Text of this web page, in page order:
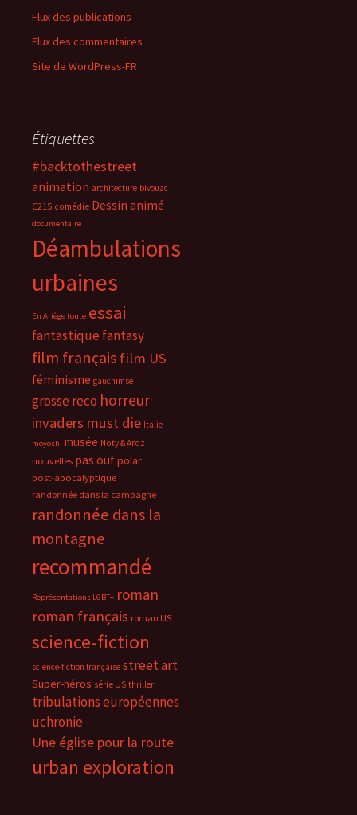
Flux des publications
Flux des commentaires
Site de WordPress-FR
Étiquettes
#backtothestreet
animation architecture bivouac
C215 comédie Dessin animé
documentaire
Déambulations
urbaines
En Ariège toute essai
fantastiquefantasy
film français film US
féminisme gauchimse
grosse reco horreur
invaders must die Italie
moyoshi musée Noty & Aroz
nouvelles pas oufpolar
post-apocalyptique
randonnée dans la campagne
randonnée dans la
montagne
recommandé
Représentations LGBT+ roman
roman français roman US
science-fiction
science-fiction française street art
Super-héros série US thriller
tribulations européennes
uchronie
Une église pour la route
urban exploration